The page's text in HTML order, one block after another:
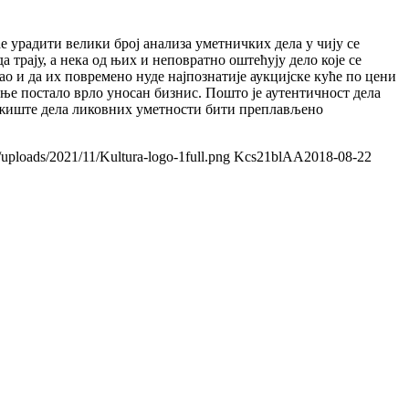
велики број анализа уметничких дела у чију се
а нека од њих и неповратно оштећују дело које се
и да их повремено нуде најпознатије аукцијске куће по цени
постало врло уносан бизнис. Пошто је аутентичност дела
дела ликовних уметности бити преплављено
2021/11/Kultura-logo-1full.png Kcs21blAA2018-08-22